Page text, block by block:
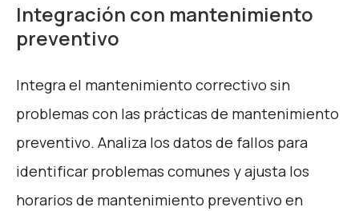
Integración con mantenimiento
preventivo
Integra el mantenimiento correctivo sin
problemas con las prácticas de mantenimiento
preventivo. Analiza los datos de fallos para
identificar problemas comunes y ajusta los
horarios de mantenimiento preventivo en